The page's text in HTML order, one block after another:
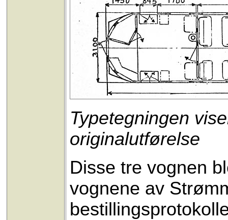
Typetegningen
originalutførelse
Disse tre vognen
vognene av